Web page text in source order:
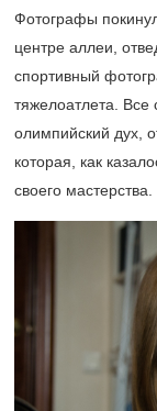
Фотографы
центре аллеи,
спортивный
тяжелоатлета. Все
олимпийский дух,
которая, как
своего мастерства.